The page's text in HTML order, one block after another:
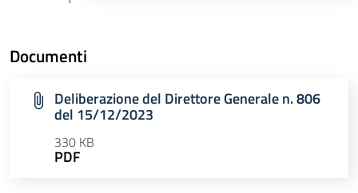
Documenti
Deliberazione del Direttore Generale n. 806
del 15/12/2023
330 KB
PDF